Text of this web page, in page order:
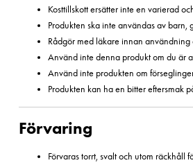
Kosttillskott ersätter inte en varierad
Produkten ska inte användas av
Rådgör med läkare innan
Använd inte denna produkt om du är
Använd inte produkten om
Produkten kan ha en bitter eftersmak
Förvaring
Förvaras torrt, svalt och utom räckhåll